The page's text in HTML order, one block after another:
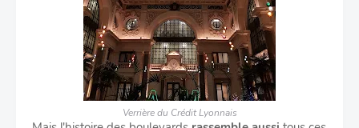
Verrière du Crédit Lyonnais